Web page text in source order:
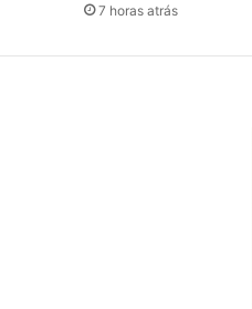
7 horas atrás